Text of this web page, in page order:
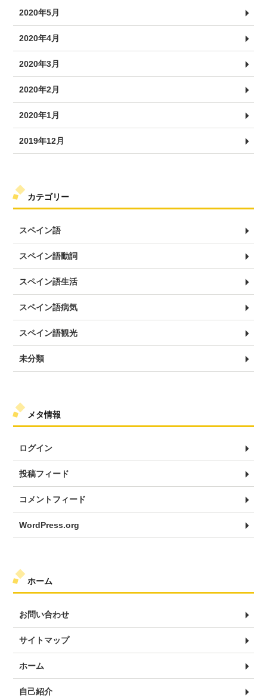
2020年5月
2020年4月
2020年3月
2020年2月
2020年1月
2019年12月
カテゴリー
スペイン語
スペイン語動詞
スペイン語生活
スペイン語病気
スペイン語観光
未分類
メタ情報
ログイン
投稿フィード
コメントフィード
WordPress.org
ホーム
お問い合わせ
サイトマップ
ホーム
自己紹介